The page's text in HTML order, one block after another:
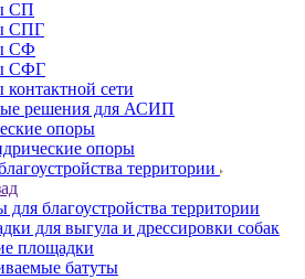
СП
СПГ
СФ
СФГ
сети
решения для АСИП
опоры
опоры
территории
для благоустройства территории
для выгула и дрессировки собак
площадки
батуты